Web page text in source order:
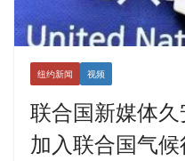
纽约新闻 视频
联合国新媒体
加入联合国气候